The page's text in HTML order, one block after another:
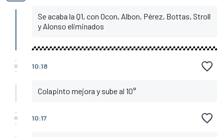
Se acaba la Q1, con Ocon, Albon, Pérez, Bottas, Stroll
y Alonso eliminados
10:18
Colapinto mejora y sube al 10°
10:17